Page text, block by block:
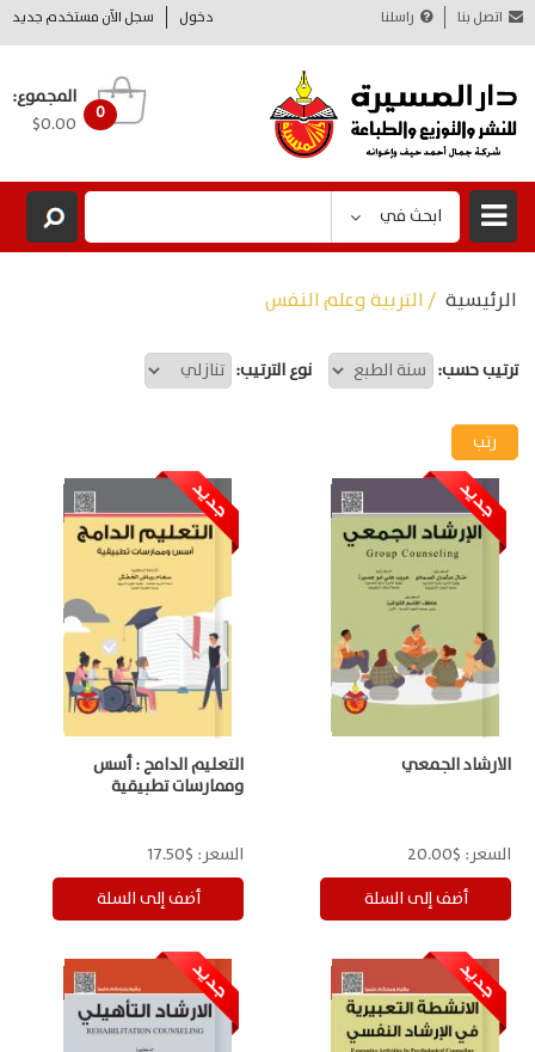
دخول سجل الآن مستخدم جديد اتصل بنا راسلنا
0
المجموع:
$0.00
ابحث في
الرئيسية / التربية وعلم النفس
ترتيب حسب: نوع الترتيب:
الارشاد الجمعي
السعر: $20.00
التعليم الدامج : أسس
وممارسات تطبيقية
السعر: $17.50